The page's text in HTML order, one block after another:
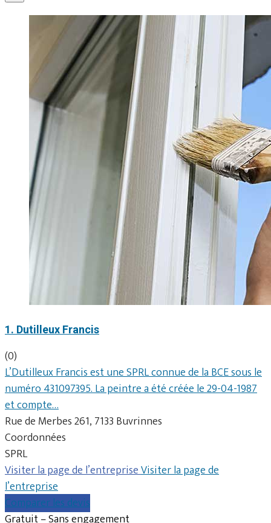
1. Dutilleux Francis
(0)
L’Dutilleux Francis est une SPRL connue de la BCE sous le
numéro 431097395. La peintre a été créée le 29-04-1987
et compte…
Rue de Merbes 261, 7133 Buvrinnes
Coordonnées
SPRL
Visiter la page de l’entrepriseVisiter la page de
l’entreprise
Comparer les devis
Gratuit – Sans engagement